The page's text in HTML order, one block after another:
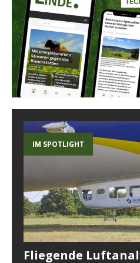
IM SPOTLIGHT
Fliegende